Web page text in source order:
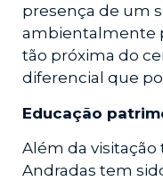
presença de um
ambientalmente
tão próxima do
diferencial que
Educação
Além da visitação
Andradas tem